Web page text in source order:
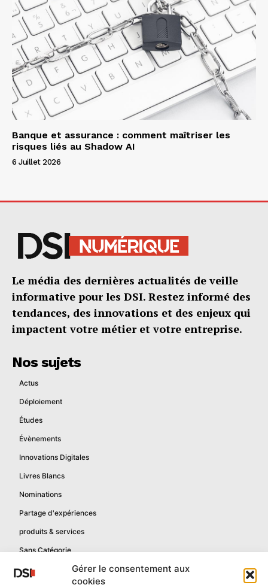
Gérer le consentement aux
cookies
Banque et assurance : comment maîtriser les
risques liés au Shadow AI
6 Juillet 2026
Le média des dernières actualités de veille
informative pour les DSI. Restez informé des
tendances, des innovations et des enjeux qui
impactent votre métier et votre entreprise.
Nos sujets
Actus
Déploiement
Études
Évènements
Innovations Digitales
Livres Blancs
Nominations
Partage d'expériences
produits & services
Sans Catégorie